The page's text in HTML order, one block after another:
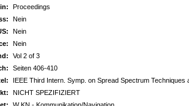
Proceedings
Nein
Nein
Nein
Vol 2 of 3
Seiten 406-410
IEEE Third Intern. Symp. on Spread Spectrum
NICHT SPEZIFIZIERT